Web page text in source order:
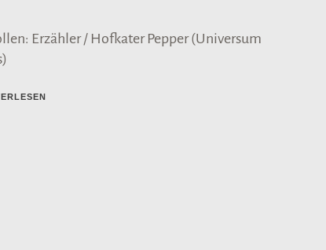
Erzähler / Hofkater Pepper (Universum